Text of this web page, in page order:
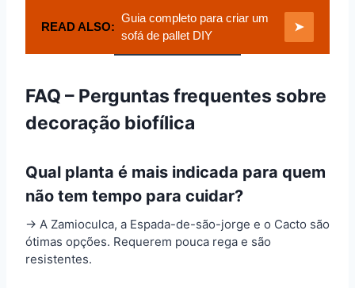
READ ALSO:
Guia completo para criar um
sofá de pallet DIY
➤
FAQ – Perguntas frequentes sobre
decoração biofílica
Qual planta é mais indicada para quem
não tem tempo para cuidar?
→ A Zamioculca, a Espada-de-são-jorge e o Cacto são
ótimas opções. Requerem pouca rega e são
resistentes.